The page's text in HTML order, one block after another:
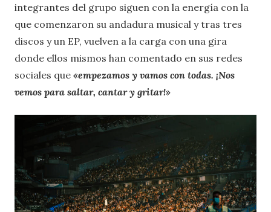
integrantes del grupo siguen con la energía con la
que comenzaron su andadura musical y tras tres
discos y un EP, vuelven a la carga con una gira
donde ellos mismos han comentado en sus redes
sociales que «empezamos y vamos con todas. ¡Nos
vemos para saltar, cantar y gritar!»